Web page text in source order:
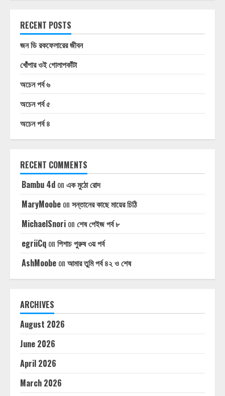
RECENT POSTS
জন ডি রকফেলারের জীবন
খোঁপার ওই গোলাপকাঁটা
অচেন পর্ব ৬
অচেন পর্ব ৫
অচেন পর্ব ৪
RECENT COMMENTS
Bambu 4d on এক মুঠো রোদ
MaryMoobe on সন্তানের কাছে মায়ের চিঠি
MichaelSnori on শেষ পেইজ পর্ব ৮
egriiCq on পিশাচ পুরুষ ৩য় পর্ব
AshMoobe on আমার তুমি পর্ব ৪২ ও শেষ
ARCHIVES
August 2026
June 2026
April 2026
March 2026